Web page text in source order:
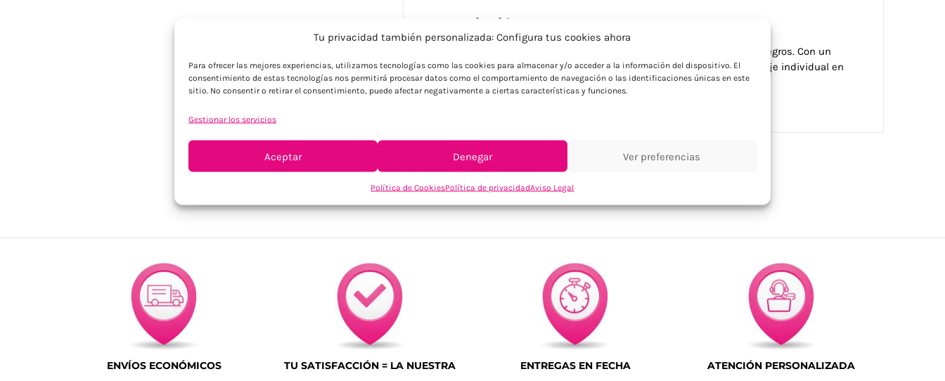
Tu privacidad también personalizada: Configura tus cookies ahora
Para ofrecer las mejores experiencias, utilizamos tecnologías como las cookies para almacenar y/o acceder a la información del dispositivo. El
consentimiento de estas tecnologías nos permitirá procesar datos como el comportamiento de navegación o las identificaciones únicas en este
sitio. No consentir o retirar el consentimiento, puede afectar negativamente a ciertas características y funciones.
Gestionar los servicios
Aceptar Denegar Ver preferencias
Política de CookiesPolítica de privacidadAviso Legal
Descripción
Taza de cerámica con revestimiento de tacto suave e interior/borde negros. Con un
revestimiento especial para grabado láser. Capacidad: 300 ml. Embalaje individual en
caja de cartón blanco.
SKU:MO2719-05
Categorías:Tazas y botellas,Tazas y vasos personalizados
ENVÍOS ECONÓMICOS
TU SATISFACCIÓN = LA NUESTRA
ENTREGAS EN FECHA
ATENCIÓN PERSONALIZADA